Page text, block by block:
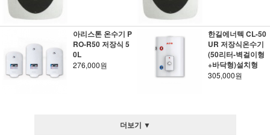
아리스톤 온수기 P
RO-R50 저장식 5
0L
276,000원
한길에너텍 CL-50
UR 저장식온수기
(50리터-벽걸이형
+바닥형)설치형
305,000원
더보기 ▼